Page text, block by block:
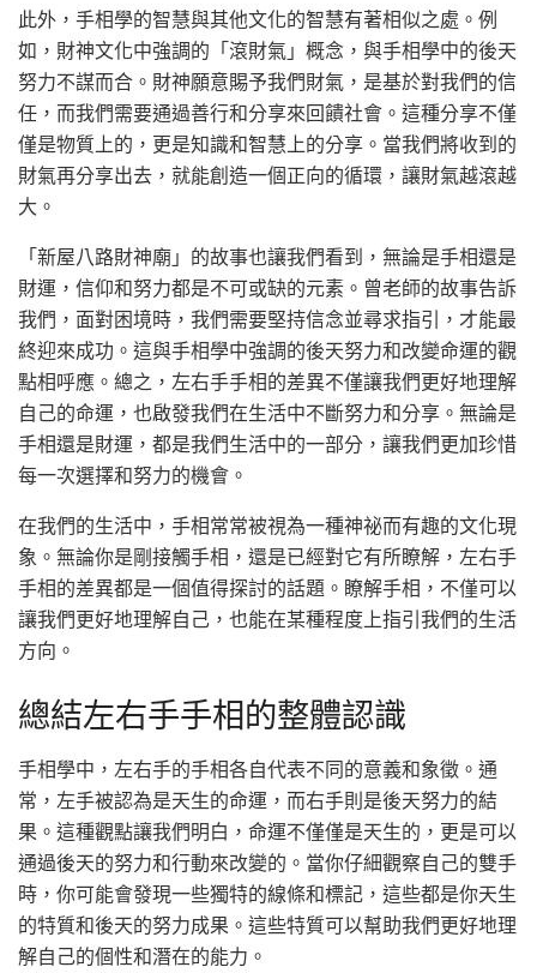
此外，手相學的智慧與其他文化的智慧有著相似之處。例
如，財神文化中強調的「滾財氣」概念，與手相學中的後天
努力不謀而合。財神願意賜予我們財氣，是基於對我們的信
任，而我們需要通過善行和分享來回饋社會。這種分享不僅
僅是物質上的，更是知識和智慧上的分享。當我們將收到的
財氣再分享出去，就能創造一個正向的循環，讓財氣越滾越
大。
「新屋八路財神廟」的故事也讓我們看到，無論是手相還是
財運，信仰和努力都是不可或缺的元素。曾老師的故事告訴
我們，面對困境時，我們需要堅持信念並尋求指引，才能最
終迎來成功。這與手相學中強調的後天努力和改變命運的觀
點相呼應。總之，左右手手相的差異不僅讓我們更好地理解
自己的命運，也啟發我們在生活中不斷努力和分享。無論是
手相還是財運，都是我們生活中的一部分，讓我們更加珍惜
每一次選擇和努力的機會。
在我們的生活中，手相常常被視為一種神祕而有趣的文化現
象。無論你是剛接觸手相，還是已經對它有所瞭解，左右手
手相的差異都是一個值得探討的話題。瞭解手相，不僅可以
讓我們更好地理解自己，也能在某種程度上指引我們的生活
方向。
總結左右手手相的整體認識
手相學中，左右手的手相各自代表不同的意義和象徵。通
常，左手被認為是天生的命運，而右手則是後天努力的結
果。這種觀點讓我們明白，命運不僅僅是天生的，更是可以
通過後天的努力和行動來改變的。當你仔細觀察自己的雙手
時，你可能會發現一些獨特的線條和標記，這些都是你天生
的特質和後天的努力成果。這些特質可以幫助我們更好地理
解自己的個性和潛在的能力。